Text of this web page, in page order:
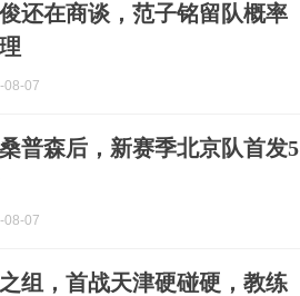
还在商谈，范子铭留队概率
08-07
普森后，新赛季北京队首发5
08-07
组，首战天津硬碰硬，教练